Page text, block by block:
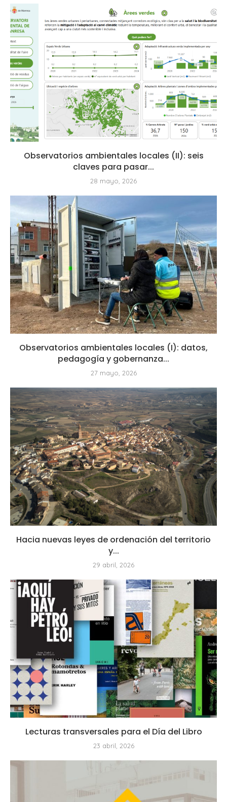
Observatorios ambientales locales (II): seis
claves para pasar...
28 mayo, 2026
Observatorios ambientales locales (I): datos,
pedagogía y gobernanza...
27 mayo, 2026
Hacia nuevas leyes de ordenación del territorio
y...
29 abril, 2026
Lecturas transversales para el Día del Libro
23 abril, 2026